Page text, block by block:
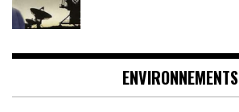
ENVIRONNEMENTS